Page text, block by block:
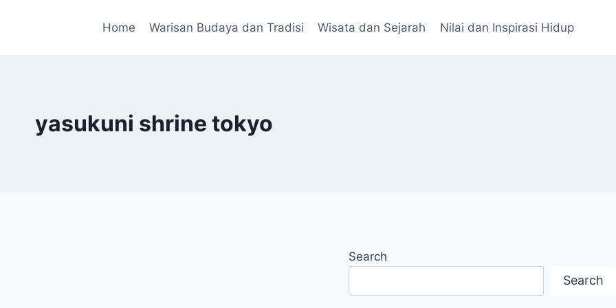
Home Warisan Budaya dan Tradisi Wisata dan Sejarah Nilai dan Inspirasi Hidup
yasukuni shrine tokyo
Search
Search